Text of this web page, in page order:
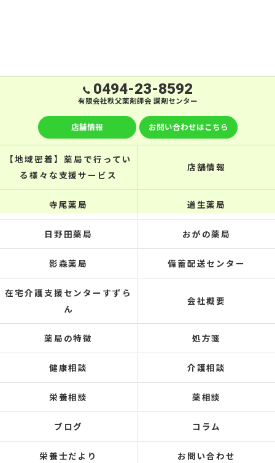
0494-23-8592
有限会社秩父薬剤師会 調剤センター
店舗情報 お問い合わせはこちら
【地域密着】薬局で行ってい
る様々な支援サービス
店舗情報
寺尾薬局 道生薬局
日野田薬局 おがの薬局
影森薬局 備蓄配送センター
在宅介護支援センターすずら
ん
会社概要
薬局の特徴 処方箋
健康相談 介護相談
栄養相談 薬相談
ブログ コラム
栄養士だより お問い合わせ